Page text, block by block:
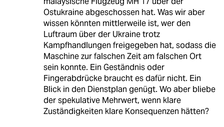
Ostukraine abgeschossen hat. Was wir aber
wissen könnten mittlerweile ist, wer den
Luftraum über der Ukraine trotz
Kampfhandlungen freigegeben hat, sodass die
Maschine zur falschen Zeit am falschen Ort
sein konnte. Ein Geständnis oder
Fingerabdrücke braucht es dafür nicht. Ein
Blick in den Dienstplan genügt. Wo aber bliebe
der spekulative Mehrwert, wenn klare
Zuständigkeiten klare Konsequenzen hätten?